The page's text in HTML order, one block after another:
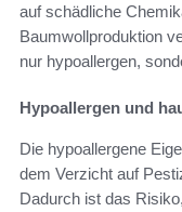
auf schädliche
Baumwollproduktion
nur hypoallergen,
Hypoallergen und
Die hypoallergene
dem Verzicht auf
Dadurch ist das